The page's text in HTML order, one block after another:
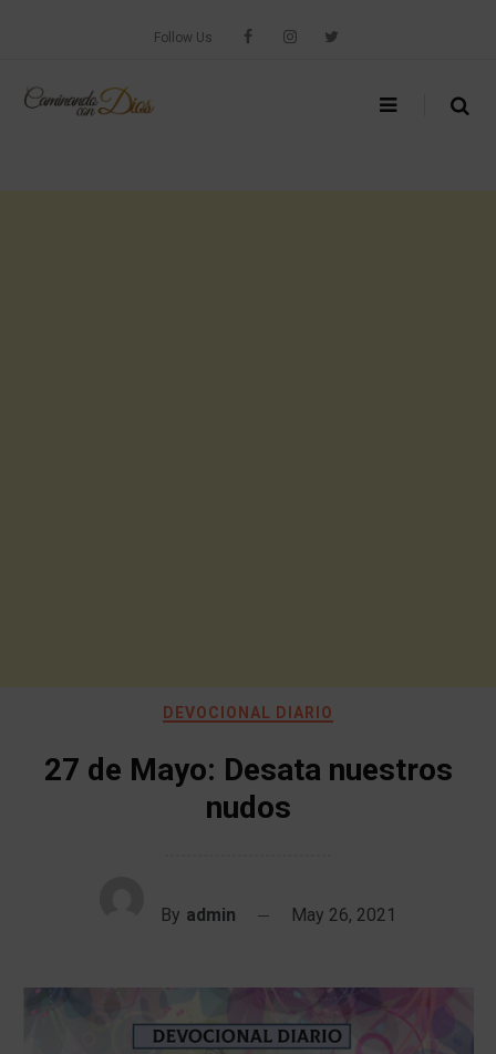
Follow Us
DEVOCIONAL DIARIO
27 de Mayo: Desata nuestros
nudos
By admin May 26, 2021